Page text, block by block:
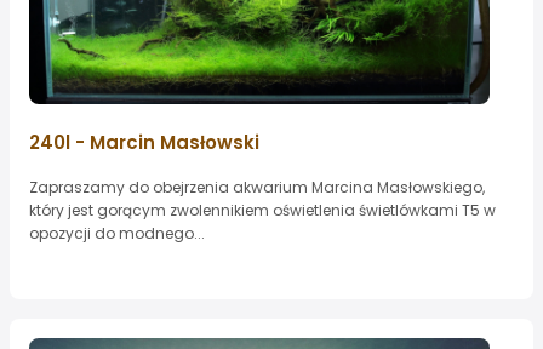
240l - Marcin Masłowski
Zapraszamy do obejrzenia akwarium Marcina Masłowskiego,
który jest gorącym zwolennikiem oświetlenia świetlówkami T5 w
opozycji do modnego...